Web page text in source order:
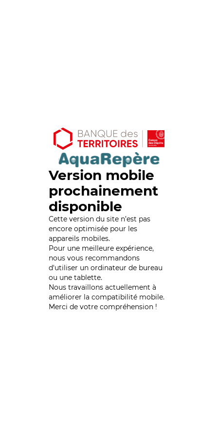
Version mobile
prochainement
disponible
Cette version du site n’est pas
encore optimisée pour les
appareils mobiles.
Pour une meilleure expérience,
nous vous recommandons
d'utiliser un ordinateur de bureau
ou une tablette.
Nous travaillons actuellement à
améliorer la compatibilité mobile.
Merci de votre compréhension !